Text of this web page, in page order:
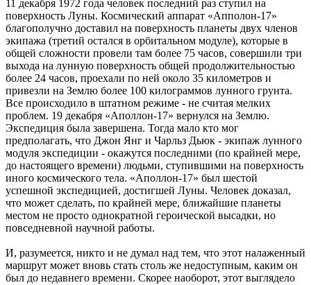
11 декабря 1972 года человек последний раз ступил на
поверхность Луны. Космический аппарат «Апполон-17»
благополучно доставил на поверхность планеты двух членов
экипажа (третий остался в орбитальном модуле), которые в
общей сложности провели там более 75 часов, совершили три
выхода на лунную поверхность общей продолжительностью
более 24 часов, проехали по ней около 35 километров и
привезли на Землю более 100 килограммов лунного грунта.
Все происходило в штатном режиме - не считая мелких
проблем. 19 декабря «Аполлон-17» вернулся на Землю.
Экспедиция была завершена. Тогда мало кто мог
предполагать, что Джон Янг и Чарльз Дьюк - экипаж лунного
модуля экспедиции - окажутся последними (по крайней мере,
до настоящего времени) людьми, ступившими на поверхность
иного космического тела. «Аполлон-17» был шестой
успешной экспедицией, достигшей Луны. Человек доказал,
что может сделать, по крайней мере, ближайшие планеты
местом не просто однократной героической высадки, но
повседневной научной работы.
И, разумеется, никто и не думал над тем, что этот налаженный
маршрут может вновь стать столь же недоступным, каким он
был до недавнего времени. Скорее наоборот, этот выглядело